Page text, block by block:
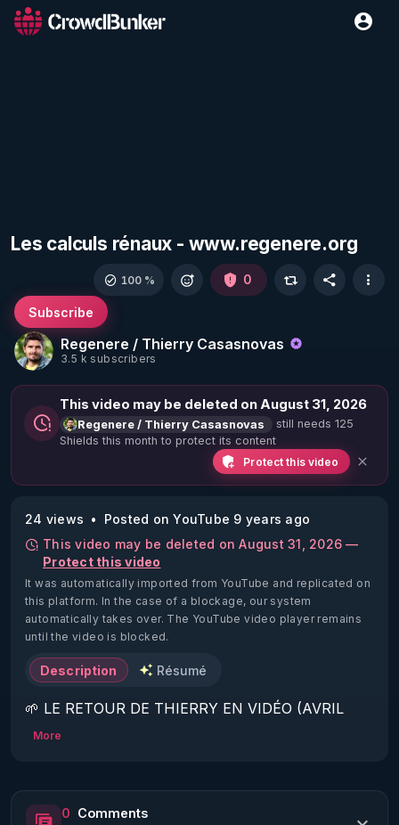
Les calculs rénaux - www.regenere.org
Regenere / Thierry Casasnovas
3.5 k subscribers
Subscribe
100 % 0
This video may be deleted on August 31, 2026
Regenere / Thierry Casasnovas
still needs 125
Shields this month to protect its content
Protect this video
24 views
Posted on YouTube 9 years ago
This video may be deleted on August 31, 2026 —
Protect this video
It was automatically imported from YouTube and replicated on
this platform. In the case of a blockage, our system
automatically takes over. The YouTube video player remains
until the video is blocked.
Description Résumé
🌱 LE RETOUR DE THIERRY EN VIDÉO (AVRIL
2022)!
https://www.rgnr.fr/presentation.html
More
0 Comments